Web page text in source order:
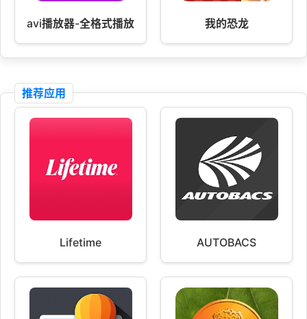
avi播放器-全格式播放 我的恐龙
推荐应用
Lifetime AUTOBACS